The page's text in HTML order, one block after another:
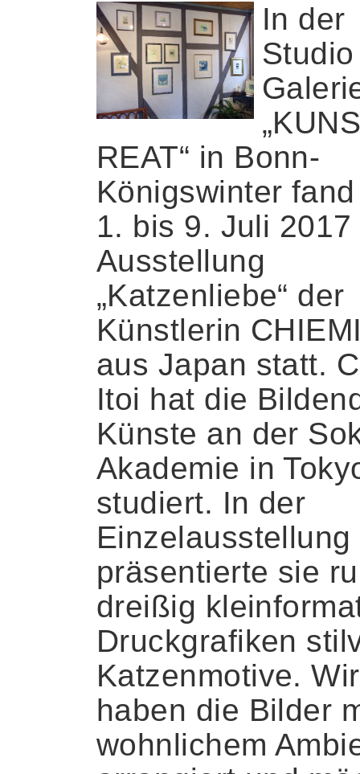
In der
Studio
REAT“ in Bonn-
Königswinter
1. bis 9. Juli 2017
Ausstellung
„Katzenliebe“ der
Künstlerin
aus Japan statt.
Itoi hat die
Künste an der
Akademie in
studiert. In der
Einzelausstellung
präsentierte sie
dreißig
Druckgrafiken
Katzenmotive. Wir
haben die Bilder
wohnlichem